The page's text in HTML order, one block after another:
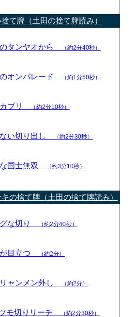
て牌（土田の捨て牌読み）
タンヤオから （約2分40秒）
オンパレード （約1分50秒）
カブリ （約2分10秒）
い切り出し （約2分30秒）
な国士無双 （約3分10秒）
の捨て牌（土田の捨て牌読み）
グな切り （約2分40秒）
が目立つ （約2分）
ャンメン外し （約2分）
モ切りリーチ （約2分30秒）